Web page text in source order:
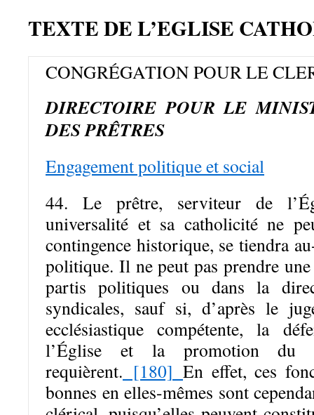
TEXTE DE L’EGLISE
CONGRÉGATION POUR LE
DIRECTOIRE POUR LE
DES PRÊTRES
Engagement politique et social
44. Le prêtre, serviteur de
universalité et sa catholicité ne
contingence historique, se tiendra
politique. Il ne peut pas prendre
partis politiques ou dans la
syndicales, sauf si, d’après le
ecclésiastique compétente, la
l’Église et la promotion du
requièrent. [180] En effet, ces
bonnes en elles-mêmes sont